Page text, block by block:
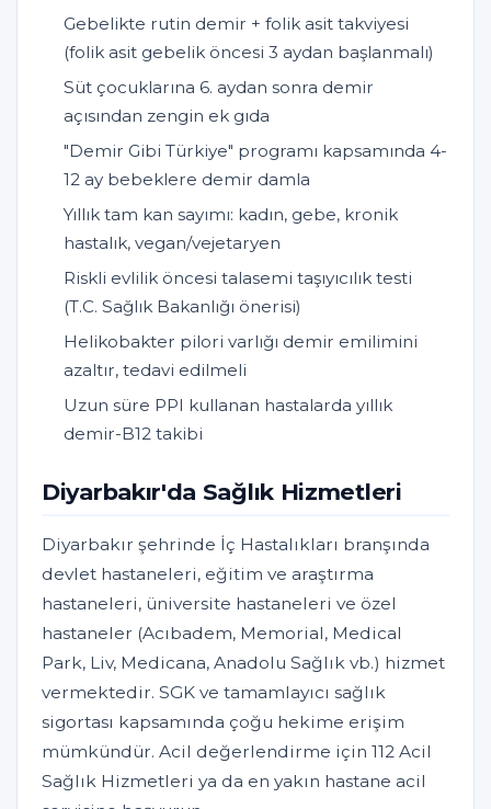
Gebelikte rutin demir + folik asit takviyesi
(folik asit gebelik öncesi 3 aydan başlanmalı)
Süt çocuklarına 6. aydan sonra demir
açısından zengin ek gıda
"Demir Gibi Türkiye" programı kapsamında 4-
12 ay bebeklere demir damla
Yıllık tam kan sayımı: kadın, gebe, kronik
hastalık, vegan/vejetaryen
Riskli evlilik öncesi talasemi taşıyıcılık testi
(T.C. Sağlık Bakanlığı önerisi)
Helikobakter pilori varlığı demir emilimini
azaltır, tedavi edilmeli
Uzun süre PPI kullanan hastalarda yıllık
demir-B12 takibi
Diyarbakır'da Sağlık Hizmetleri
Diyarbakır şehrinde İç Hastalıkları branşında
devlet hastaneleri, eğitim ve araştırma
hastaneleri, üniversite hastaneleri ve özel
hastaneler (Acıbadem, Memorial, Medical
Park, Liv, Medicana, Anadolu Sağlık vb.) hizmet
vermektedir. SGK ve tamamlayıcı sağlık
sigortası kapsamında çoğu hekime erişim
mümkündür. Acil değerlendirme için 112 Acil
Sağlık Hizmetleri ya da en yakın hastane acil